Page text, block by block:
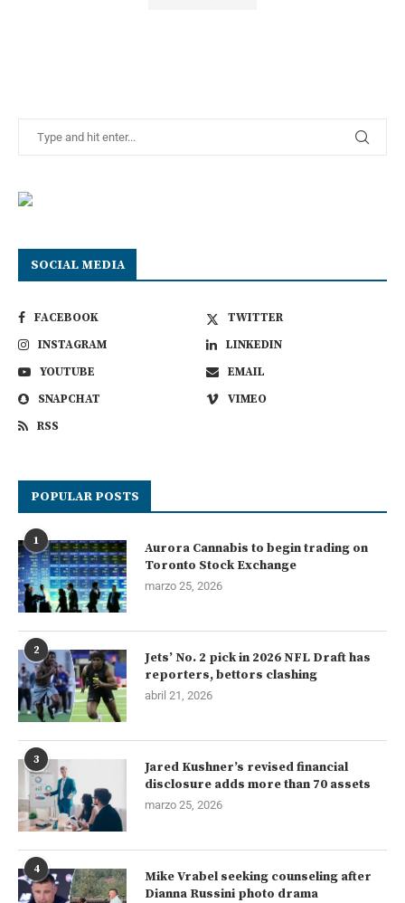
SOCIAL MEDIA
FACEBOOK
TWITTER
INSTAGRAM
LINKEDIN
YOUTUBE
EMAIL
SNAPCHAT
VIMEO
RSS
POPULAR POSTS
1
Aurora Cannabis to begin trading on
Toronto Stock Exchange
marzo 25, 2026
2
Jets’ No. 2 pick in 2026 NFL Draft has
reporters, bettors clashing
abril 21, 2026
3
Jared Kushner’s revised financial
disclosure adds more than 70 assets
marzo 25, 2026
4
Mike Vrabel seeking counseling after
Dianna Russini photo drama